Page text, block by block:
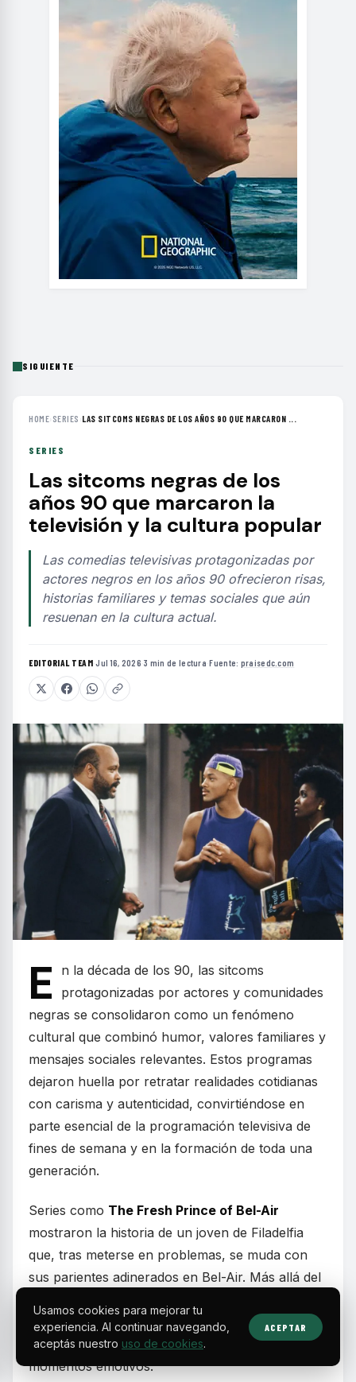
SIGUIENTE
HOME› SERIES ›LAS SITCOMS NEGRAS DE LOS AÑOS 90 QUE MARCARON ...
SERIES
Las sitcoms negras de los
años 90 que marcaron la
televisión y la cultura popular
Las comedias televisivas protagonizadas por
actores negros en los años 90 ofrecieron risas,
historias familiares y temas sociales que aún
resuenan en la cultura actual.
EDITORIAL TEAM·Jul 16, 2026·3 min de lectura·Fuente: praisedc.com
E
n la década de los 90, las sitcoms
protagonizadas por actores y comunidades
negras se consolidaron como un fenómeno
cultural que combinó humor, valores familiares y
mensajes sociales relevantes. Estos programas
dejaron huella por retratar realidades cotidianas
con carisma y autenticidad, convirtiéndose en
parte esencial de la programación televisiva de
fines de semana y en la formación de toda una
generación.
Series como The Fresh Prince of Bel-Air
mostraron la historia de un joven de Filadelfia
que, tras meterse en problemas, se muda con
sus parientes adinerados en Bel-Air. Más allá del
como la identidad racial y las diferencias
socioeconómicas, equilibrando risas con
momentos emotivos.
Usamos cookies para mejorar tu
experiencia. Al continuar navegando,
aceptás nuestro uso de cookies.
ACEPTAR